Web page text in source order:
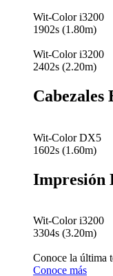
Wit-Color i3200
1902s (1.80m)
Wit-Color i3200
2402s (2.20m)
Cabezales
Wit-Color DX5
1602s (1.60m)
Impresión
Wit-Color i3200
3304s (3.20m)
Conoce la última
Conoce más